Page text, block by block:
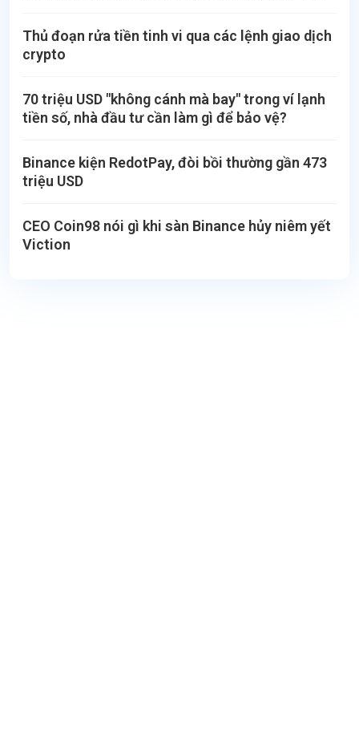
Thủ đoạn rửa tiền tinh vi qua các lệnh giao dịch
crypto
70 triệu USD "không cánh mà bay" trong ví lạnh
tiền số, nhà đầu tư cần làm gì để bảo vệ?
Binance kiện RedotPay, đòi bồi thường gần 473
triệu USD
CEO Coin98 nói gì khi sàn Binance hủy niêm yết
Viction